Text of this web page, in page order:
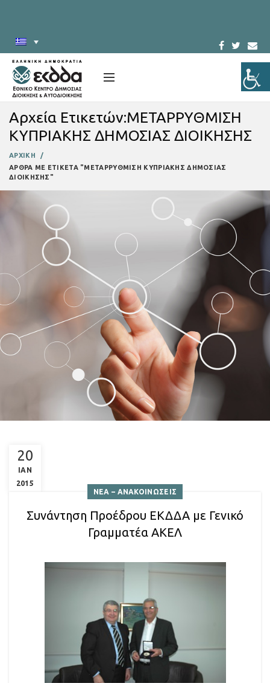
Αρχεία Ετικετών:ΜΕΤΑΡΡΥΘΜΙΣΗ
ΚΥΠΡΙΑΚΗΣ ΔΗΜΟΣΙΑΣ ΔΙΟΙΚΗΣΗΣ
ΑΡΧΙΚΗ
ΑΡΘΡΑ ΜΕ ΕΤΙΚΕΤΑ "ΜΕΤΑΡΡΥΘΜΙΣΗ ΚΥΠΡΙΑΚΗΣ ΔΗΜΟΣΙΑΣ
ΔΙΟΙΚΗΣΗΣ"
20
ΙΑΝ
2015
ΝΕΑ – ΑΝΑΚΟΙΝΩΣΕΙΣ
Συνάντηση Προέδρου ΕΚΔΔΑ με Γενικό
Γραμματέα ΑΚΕΛ